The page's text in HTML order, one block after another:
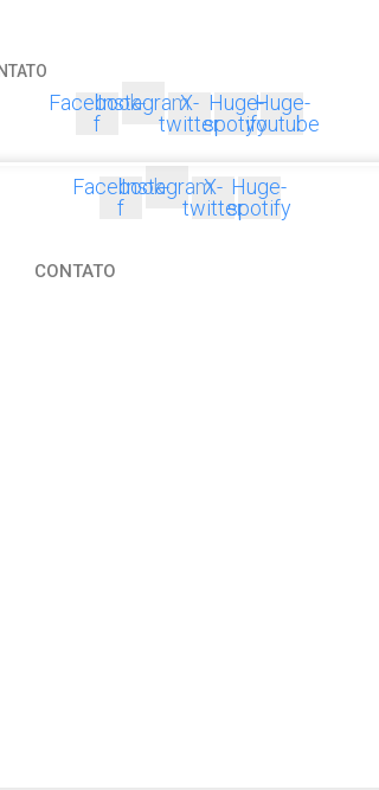
Facebook-
f
InstagramX-
twitter
Huge-
spotify
Huge-
youtube
Facebook-
f
InstagramX-
twitter
Huge-
spotify
CONTATO